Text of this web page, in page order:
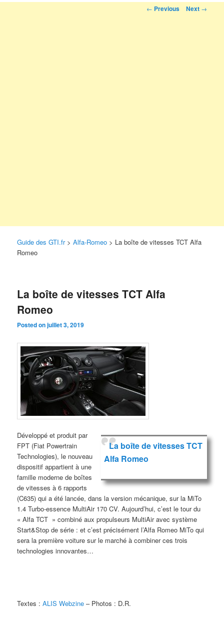
Post navigation
← Previous Next →
Guide des GTI.fr>Alfa-Romeo > La boîte de vitesses TCT Alfa
Romeo
La boîte de vitesses TCT Alfa
Romeo
Posted onjuillet 3, 2019
La boîte de vitesses TCT
Alfa Romeo
Développé et produit par
FPT (Fiat Powertrain
Technologies), le nouveau
dispositif appartient à une
famille moderne de boîtes
de vitesses à 6 rapports
(C635) qui a été lancée, dans la version mécanique, sur la MiTo
1.4 Turbo-essence MultiAir 170 CV. Aujourd’hui, c’est le tour du
« Alfa TCT » combiné aux propulseurs MultiAir avec système
Start&Stop de série : et c’est précisément l’Alfa Romeo MiTo qui
sera la première voiture sur le marché à combiner ces trois
technologies innovantes…
Textes :ALIS Webzine – Photos : D.R.